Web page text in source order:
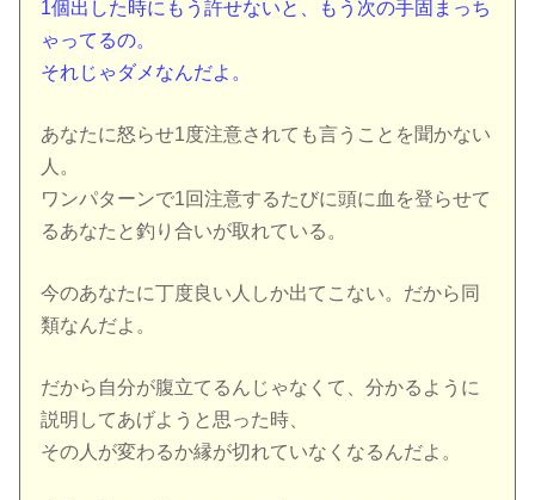
1個出した時にもう許せないと、もう次の手固まっち
ゃってるの。
それじゃダメなんだよ。
あなたに怒らせ1度注意されても言うことを聞かない
人。
ワンパターンで1回注意するたびに頭に血を登らせて
るあなたと釣り合いが取れている。
今のあなたに丁度良い人しか出てこない。だから同
類なんだよ。
だから自分が腹立てるんじゃなくて、分かるように
説明してあげようと思った時、
その人が変わるか縁が切れていなくなるんだよ。